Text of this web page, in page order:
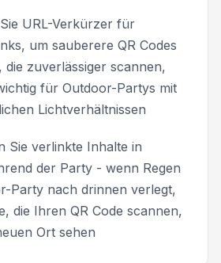
URL-Verkürzer für
um sauberere QR Codes
die zuverlässiger scannen,
für Outdoor-Partys mit
Lichtverhältnissen
Sie verlinkte Inhalte in
der Party - wenn Regen
Party nach drinnen verlegt,
die Ihren QR Code scannen,
Ort sehen